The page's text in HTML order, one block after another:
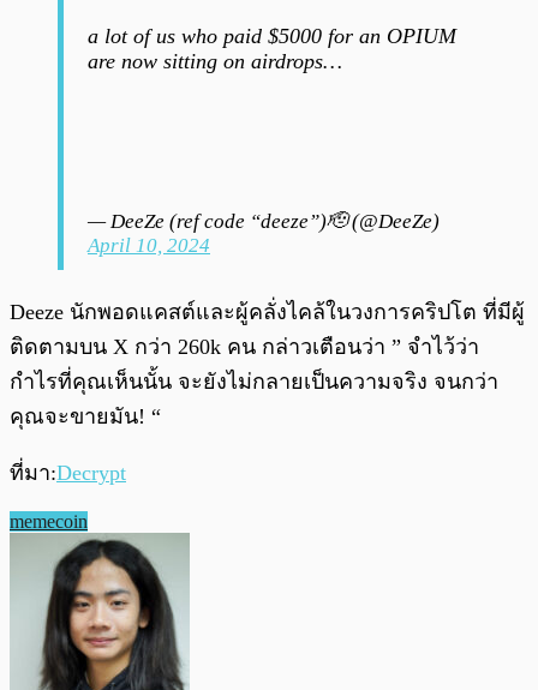
a lot of us who paid $5000 for an OPIUM
are now sitting on airdrops…
— DeeZe (ref code “deeze”)🫡 (@DeeZe)
April 10, 2024
Deeze นักพอดแคสต์และผู้คลั่งไคล้ในวงการคริปโต ที่มีผู้
ติดตามบน X กว่า 260k คน กล่าวเตือนว่า ” จำไว้ว่า
กำไรที่คุณเห็นนั้น จะยังไม่กลายเป็นความจริง จนกว่า
คุณจะขายมัน! “
ที่มา:Decrypt
memecoin